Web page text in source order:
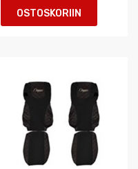
OSTOSKORIIN